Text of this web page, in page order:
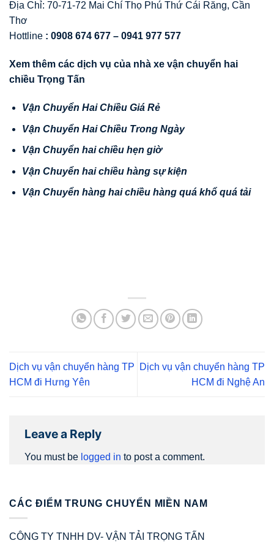
Địa Chỉ: 70-71-72 Mai Chí Thọ Phú Thứ Cái Răng, Cần
Thơ
Hottline : 0908 674 677 – 0941 977 577
Xem thêm các d ịch vụ của nhà xe vận chuyển hai
chiều Trọng Tấn
Vận Chuyển Hai Chiều Giá Rẻ
Vận Chuyển Hai Chiều Trong Ngày
Vận Chuyển hai chiều hẹn giờ
Vận Chuyển hai chiều hàng sựkiện
Vận Chuyển hàng hai chiều hàng quá khổquá tải
Dịch vụ vận chuyển hàng TP
HCM đi Hưng Yên
Dịch vụ vận chuyển hàng TP
HCM đi Nghệ An
Leave a Reply
You must be logged in to post a comment.
CÁC ĐIỂM TRUNG CHUYỂN MIỀN NAM
CÔNG TY TNHH DV- VẬN TẢI TRỌNG TẤN